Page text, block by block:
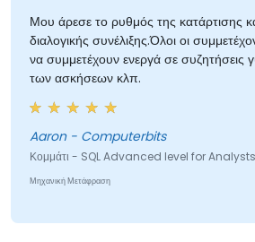
Μου άρεσε το ρυθμός της κατάρτισης
διαλογικής συνέλιξης.Όλοι οι
να συμμετέχουν ενεργά σε συζητήσεις
των ασκήσεων κλπ.
Aaron - Computerbits
Κομμάτι - SQL Advanced level for Analysts
Μηχανική Μετάφραση